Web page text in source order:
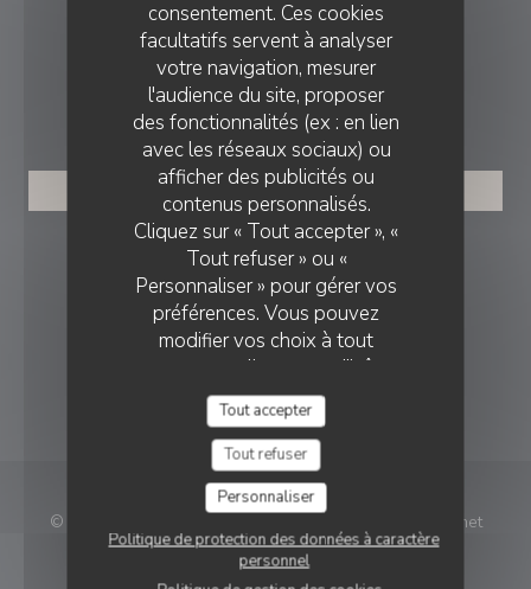
consentement. Ces cookies
facultatifs servent à analyser
votre navigation, mesurer
l'audience du site, proposer
des fonctionnalités (ex : en lien
avec les réseaux sociaux) ou
afficher des publicités ou
contenus personnalisés.
Cliquez sur « Tout accepter », «
Tout refuser » ou «
Personnaliser » pour gérer vos
préférences. Vous pouvez
modifier vos choix à tout
moment en cliquant sur l'icône
représentant un cookie en bas
à gauche des pages du site.
Tout accepter
Tout refuser
Personnaliser
Politique de protection des données à caractère
personnel
6 rue des Tournelles 75004 Paris
01 57 40 99 96
RÉSERVATION
RÉSERVER
NOUS SUIVRE
Instagram ((ouvre une nouvelle
NEWSLETTER
© 2026 Bistrot des Tournelles — Création de site internet
restaurant avecZenchef((ouvre une nouvelle